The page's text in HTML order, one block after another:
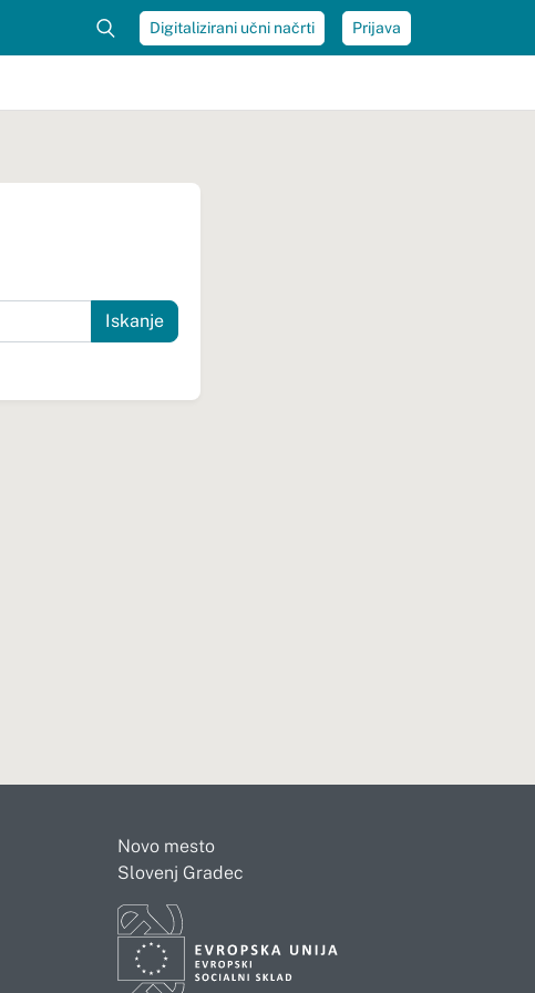
Digitalizirani učni načrti Prijava
Novo mesto
Slovenj Gradec